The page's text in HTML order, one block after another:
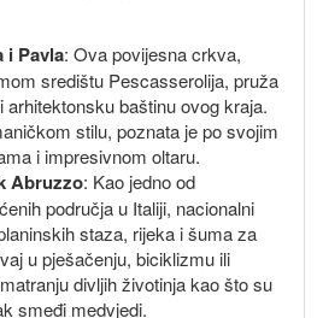
i Pavla: Ova povijesna crkva,
središtu Pescasserolija, pruža
arhitektonsku baštinu ovog kraja.
stilu, poznata je po svojim
i impresivnom oltaru.
Abruzzo: Kao jedno od
područja u Italiji, nacionalni
staza, rijeka i šuma za
u pješačenju, biciklizmu ili
divljih životinja kao što su
smeđi medvjedi.